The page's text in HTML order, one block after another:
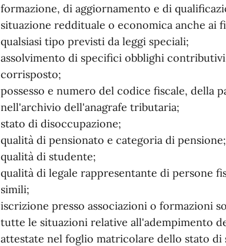
formazione, di aggiornamento e di
situazione reddituale o economica anche ai
qualsiasi tipo previsti da leggi speciali;
assolvimento di specifici obblighi
corrisposto;
possesso e numero del codice fiscale, della
nell'archivio dell'anagrafe tributaria;
stato di disoccupazione;
qualità di pensionato e categoria di pensione;
qualità di studente;
qualità di legale rappresentante di persone
simili;
iscrizione presso associazioni o formazioni
tutte le situazioni relative all'adempimento
attestate nel foglio matricolare dello stato di